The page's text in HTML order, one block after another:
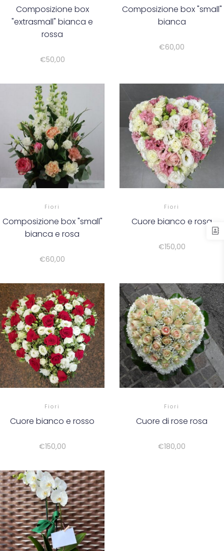
Composizione box
"extrasmall" bianca e
rossa
€50,00
Composizione box "small"
bianca
€60,00
Fiori
Composizione box "small"
bianca e rosa
€60,00
Fiori
Cuore bianco e rosa
€150,00
Fiori
Cuore bianco e rosso
€150,00
Fiori
Cuore di rose rosa
€180,00